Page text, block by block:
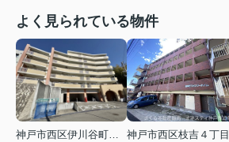
よく見られている物件
神戸市西区枝吉４丁目